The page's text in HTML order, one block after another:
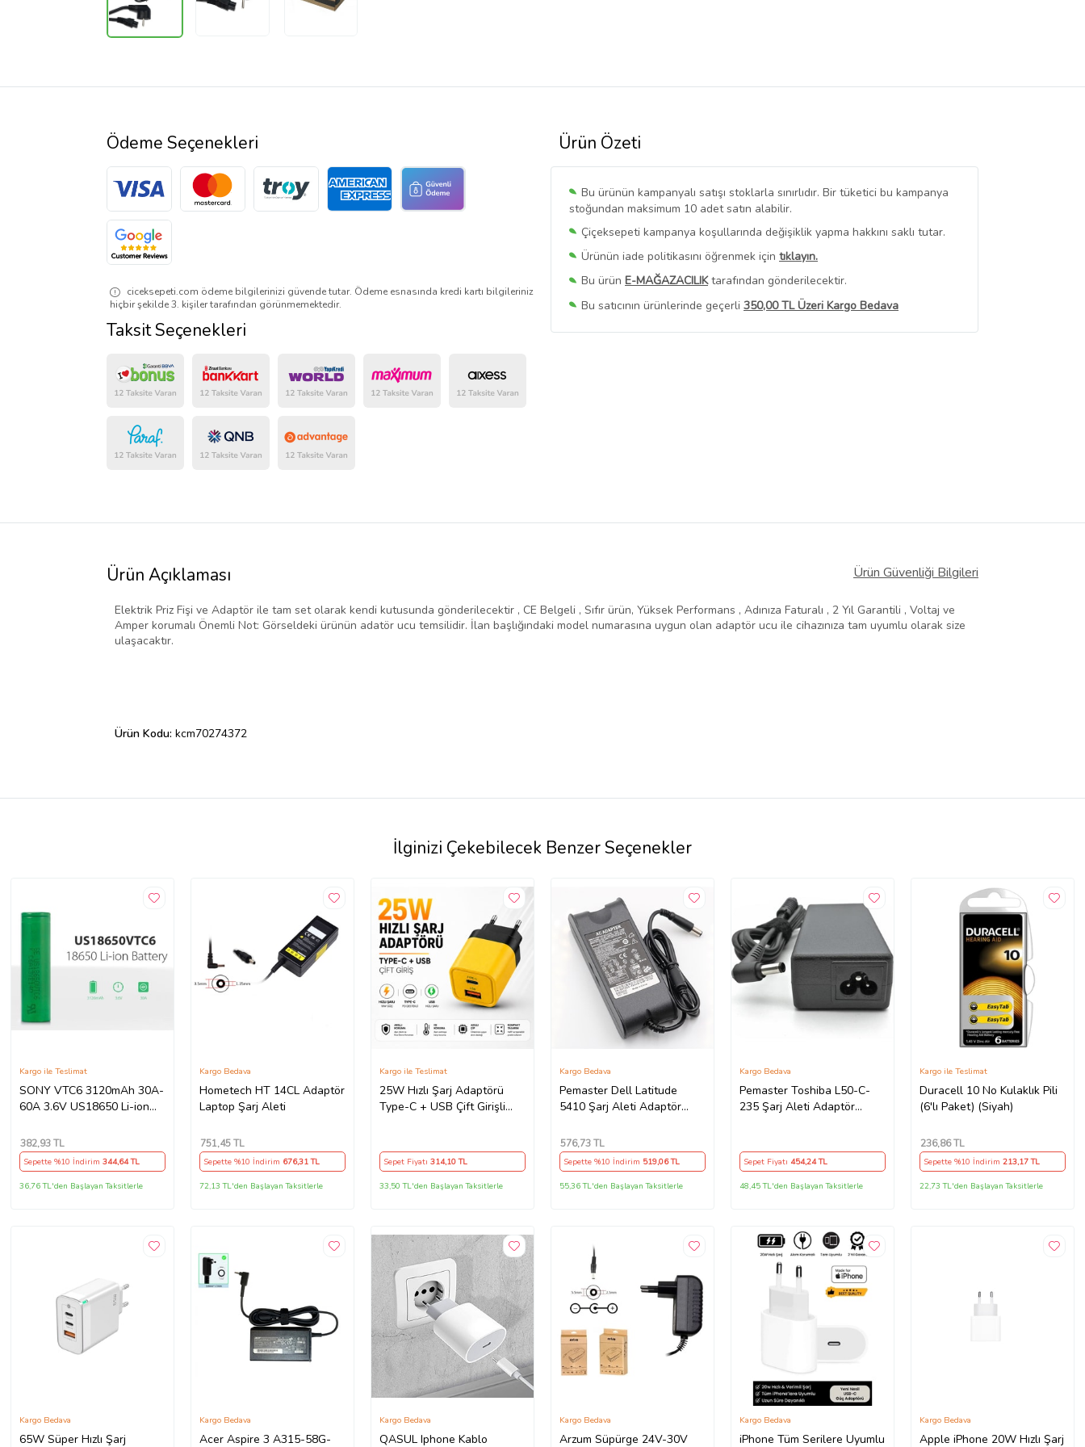
Ürün Özeti
Bu ürünün kampanyalı satışı stoklarla sınırlıdır. Bir tüketici bu kampanya
stoğundan maksimum 10 adet satın alabilir.
Çiçeksepeti kampanya koşullarında değişiklik yapma hakkını saklı tutar.
Ürünün iade politikasını öğrenmek için tıklayın.
Bu ürün E-MAĞAZACILIKtarafından gönderilecektir.
Bu satıcının ürünlerinde geçerli 350,00 TL Üzeri Kargo Bedava
Bu SatıcınınTüm Ürünlerini Görüntüle
Ödeme Seçenekleri
ciceksepeti.com ödeme bilgilerinizi güvende tutar. Ödeme esnasında kredi kartı bilgileriniz
hiçbir şekilde 3. kişiler tarafından görünmemektedir.
Taksit Seçenekleri
Ürün Açıklaması Ürün Güvenliği Bilgileri
Elektrik Priz Fişi ve Adaptör ile tam set olarak kendi kutusunda gönderilecektir , CE Belgeli , Sıfır ürün, Yüksek Performans , Adınıza Faturalı , 2 Yıl Garantili , Voltaj ve
Amper korumalı Önemli Not: Görseldeki ürünün adatör ucu temsilidir. İlan başlığındaki model numarasına uygun olan adaptör ucu ile cihazınıza tam uyumlu olarak size
ulaşacaktır.
Ürün Kodu: kcm70274372
İlginizi Çekebilecek Benzer Seçenekler
SONY VTC6 3120mAh 30A-
60A 3.6V US18650 Li-ion
Kargo ile Teslimat
382,93 TL
Sepette %10 İndirim 344,64 TL
36,76 TL'den Başlayan Taksitlerle
Hometech HT 14CL Adaptör
Laptop Şarj Aleti
Kargo Bedava
751,45 TL
Sepette %10 İndirim 676,31 TL
72,13 TL'den Başlayan Taksitlerle
25W Hızlı Şarj Adaptörü
Type-C + USB Çift Girişli
Kargo ile Teslimat
Sepet Fiyatı 314,10 TL
33,50 TL'den Başlayan Taksitlerle
Pemaster Dell Latitude
5410 Şarj Aleti Adaptör
Kargo Bedava
576,73 TL
Sepette %10 İndirim 519,06 TL
55,36 TL'den Başlayan Taksitlerle
Pemaster Toshiba L50-C-
235 Şarj Aleti Adaptör
Kargo Bedava
Sepet Fiyatı 454,24 TL
48,45 TL'den Başlayan Taksitlerle
Duracell 10 No Kulaklık Pili
(6'lı Paket) (Siyah)
Kargo ile Teslimat
236,86 TL
Sepette %10 İndirim213,17 TL
22,73 TL'den Başlayan Taksitlerle
65W Süper Hızlı Şarj
Kargo Bedava
Acer Aspire 3 A315-58G-
Kargo Bedava
QASUL Iphone Kablo
Kargo Bedava
Arzum Süpürge 24V-30V
Kargo Bedava
iPhone Tüm Serilere Uyumlu
Kargo Bedava
Apple iPhone 20W Hızlı Şarj
Kargo Bedava